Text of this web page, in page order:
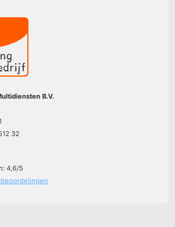
B.V.
32
4,6/5